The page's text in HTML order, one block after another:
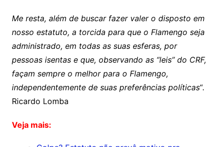
Me resta, além de buscar fazer valer o disposto em
nosso estatuto, a torcida para que o Flamengo seja
administrado, em todas as suas esferas, por
pessoas isentas e que, observando as “leis” do CRF,
façam sempre o melhor para o Flamengo,
independentemente de suas preferências políticas“.
Ricardo Lomba
Veja mais: